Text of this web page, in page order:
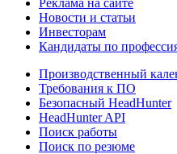
Новости и статьи
Инвесторам
Кандидаты по
Производственный
Требования к ПО
Безопасный HeadHunter
HeadHunter API
Поиск работы
Поиск по резюме